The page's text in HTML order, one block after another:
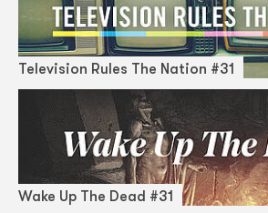
Television Rules The Nation #31
Wake Up The Dead #31